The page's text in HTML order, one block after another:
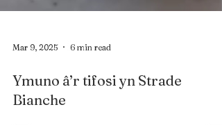
Mar 9, 2025 6 min read